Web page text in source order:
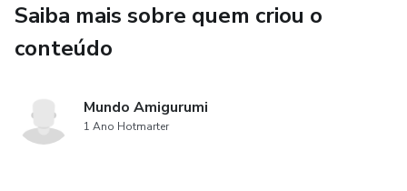
Saiba mais sobre quem criou o
conteúdo
Mundo Amigurumi
1 Ano Hotmarter